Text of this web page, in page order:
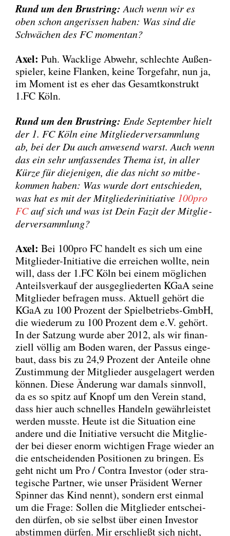
Rund um den Brust­ring: Auch wenn wir es
oben schon ange­ris­sen haben: Was sind die
Schwä­chen des FC momen­tan?
Axel: Puh. Wack­li­ge Abwehr, schlech­te Außen­
spie­ler, kei­ne Flan­ken, kei­ne Tor­ge­fahr, nun ja,
im Moment ist es eher das Gesamt­kon­strukt
1.FC Köln.
Rund um den Brust­ring: Ende Sep­tem­ber hielt
der 1. FC Köln eine Mit­glie­der­ver­samm­lung
ab, bei der Du auch anwe­send warst. Auch wenn
das ein sehr umfas­sen­des The­ma ist, in aller
Kür­ze für die­je­ni­gen, die das nicht so mit­be­
kom­men haben: Was wur­de dort ent­schie­den,
was hat es mit der Mit­glie­der­initia­ti­ve 100pro
FCauf sich und was ist Dein Fazit der Mit­glie­
der­ver­samm­lung?
Axel: Bei 100pro FC han­delt es sich um eine
Mit­glie­der-Initia­ti­ve die errei­chen woll­te, nein
will, dass der 1.FC Köln bei einem mög­li­chen
Anteils­ver­kauf der aus­ge­glie­der­ten KGaA sei­ne
Mit­glie­der befra­gen muss. Aktu­ell gehört die
KGaA zu 100 Pro­zent der Spiel­be­triebs-GmbH,
die wie­der­um zu 100 Pro­zent dem e.V. gehört.
In der Sat­zung wur­de aber 2012, als wir finan­
zi­ell völ­lig am Boden waren, der Pas­sus ein­ge­
baut, dass bis zu 24,9 Pro­zent der Antei­le ohne
Zustim­mung der Mit­glie­der aus­ge­la­gert wer­den
kön­nen. Die­se Ände­rung war damals sinn­voll,
da es so spitz auf Knopf um den Ver­ein stand,
dass hier auch schnel­les Han­deln gewähr­leis­tet
wer­den muss­te. Heu­te ist die Situa­ti­on eine
ande­re und die Initia­ti­ve ver­sucht die Mit­glie­
der bei die­ser enorm wich­ti­gen Fra­ge wie­der an
die ent­schei­den­den Posi­tio­nen zu brin­gen. Es
geht nicht um Pro / Con­tra Inves­tor (oder stra­
te­gi­sche Part­ner, wie unser Prä­si­dent Wer­ner
Spin­ner das Kind nennt), son­dern erst ein­mal
um die Fra­ge: Sol­len die Mit­glie­der ent­schei­
den dür­fen, ob sie selbst über einen Inves­tor
abstim­men dür­fen. Mir erschließt sich nicht,